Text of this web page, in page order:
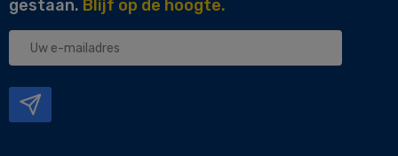
gestaan. Blijf op de hoogte.
Uw